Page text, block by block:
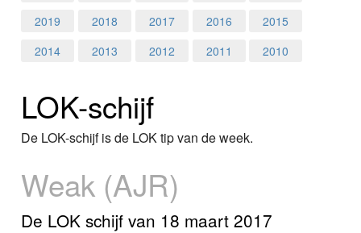
Home
Programma's
Nieuws
Foto's
Video
Webcam
2019
2018 2017 2016
2015
2014
2013 2012 2011 2010
LOK-schijf
De LOK-schijf is de LOK tip van de week.
Weak (AJR)
De LOK schijf van 18 maart 2017